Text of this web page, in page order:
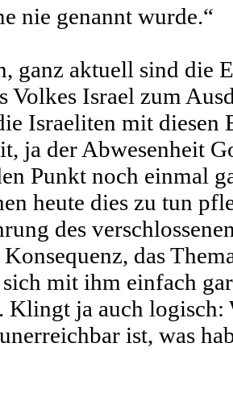
nie genannt wurde.“
ganz aktuell sind die
Volkes Israel zum
Israeliten mit diesen
ja der Abwesenheit
Punkt noch einmal
heute dies zu tun
des
das
mit ihm einfach
Klingt ja auch logisch:
ist, was